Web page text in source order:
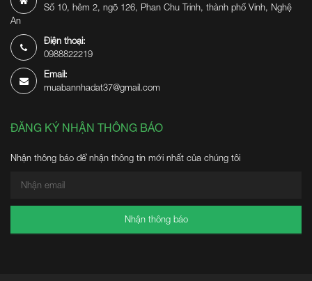
Số 10, hẻm 2, ngõ 126, Phan Chu Trinh, thành phố Vinh, Nghệ
An
Điện thoại:
0988822219
Email:
muabannhadat37@gmail.com
ĐĂNG KÝ NHẬN THÔNG BÁO
Nhận thông báo để nhận thông tin mới nhất của chúng tôi
Nhận thông báo